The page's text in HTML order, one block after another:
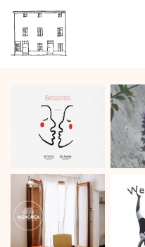
Habitaciones & tarifas
Galería
Localización
Esto es todo?
Blog
Booking